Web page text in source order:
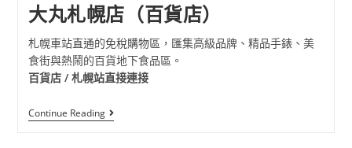
大丸札幌店（百貨店）
札幌車站直通的免稅購物區，匯集高級品牌、精品手錶、美
食街與熱鬧的百貨地下食品區。
百貨店 / 札幌站直接連接
Continue Reading